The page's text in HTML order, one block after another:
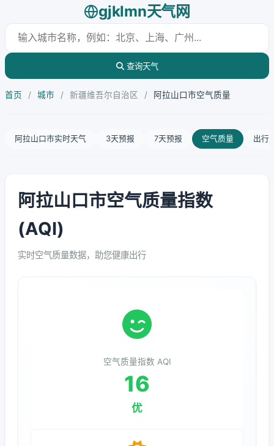
gjklmn天气网
查询天气
首页 / 城市 / 新疆维吾尔自治区 / 阿拉山口市空气质量
阿拉山口市实时天气 3天预报 7天预报 空气质量 出行
阿拉山口市空气质量指数
(AQI)
实时空气质量数据，助您健康出行
空气质量指数 AQI
16
优